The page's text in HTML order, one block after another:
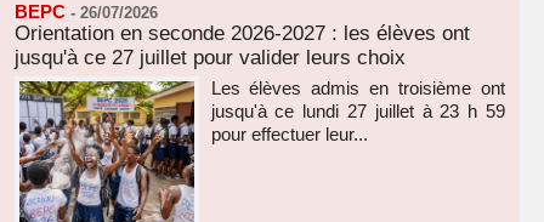
BEPC - 26/07/2026
Orientation en seconde 2026-2027 : les élèves ont
jusqu'à ce 27 juillet pour valider leurs choix
Les élèves admis en troisième ont
jusqu'à ce lundi 27 juillet à 23 h 59
pour effectuer leur...